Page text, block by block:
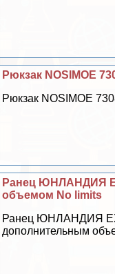
Рюкзак NOSIMOE
Рюкзак NOSIMOE
Ранец ЮНЛАНДИЯ
объемом No limits
Ранец ЮНЛАНДИЯ
дополнительным